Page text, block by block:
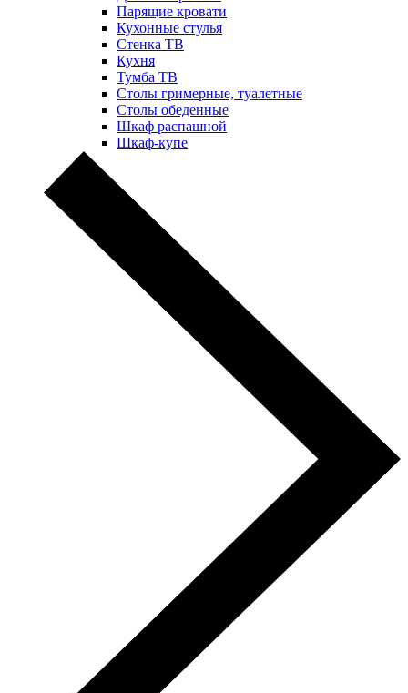
Парящие кровати
Кухонные стулья
Стенка ТВ
Кухня
Тумба ТВ
Столы гримерные, туалетные
Столы обеденные
Шкаф распашной
Шкаф-купе